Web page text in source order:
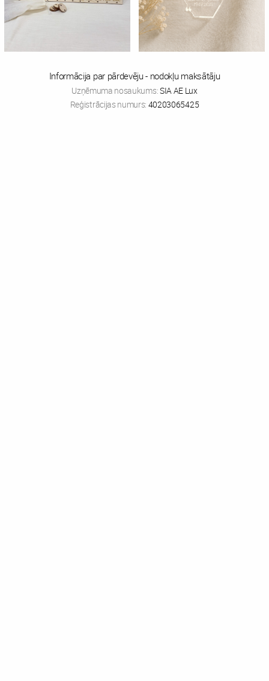
Informācija par pārdevēju - nodokļu maksātāju
Uzņēmuma nosaukums:SIA AE Lux
Reģistrācijas numurs: 40203065425